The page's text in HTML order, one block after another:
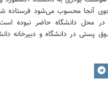
آنجا محسوب می‌شود فرستاده
محل دانشگاه حاضر نبوده
پستی در دانشگاه و دبیرخانه